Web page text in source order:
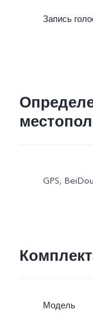
Запись
GPS,
Модель